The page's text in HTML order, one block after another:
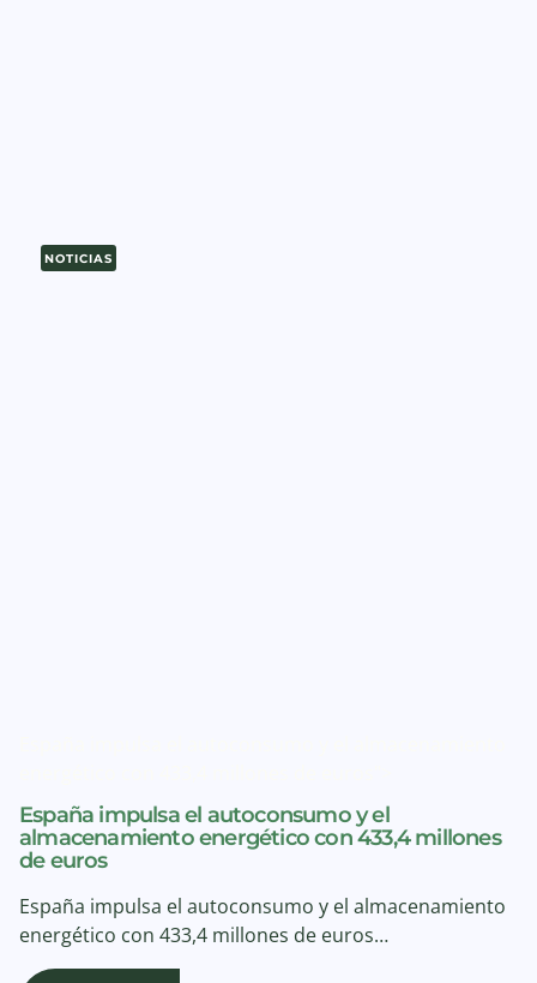
NOTICIAS
España impulsa el autoconsumo y el
almacenamiento energético con 433,4 millones
de euros
España impulsa el autoconsumo y el almacenamiento
energético con 433,4 millones de euros…